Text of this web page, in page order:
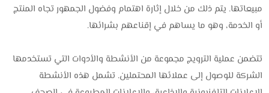
مبيعاتها. يتم ذلك من خلال إثارة اهتمام وفضول الجمهور تجاه المنتج
أو الخدمة، وهو ما يساهم في إقناعهم بشرائها.
تتضمن عملية الترويج مجموعة من الأنشطة والأدوات التي تستخدمها
الشركة للوصول إلى عملائها المحتملين. تشمل هذه الأنشطة